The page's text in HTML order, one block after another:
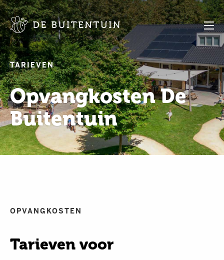
TARIEVEN
Opvangkosten De
Buitentuin
OPVANGKOSTEN
Tarieven voor